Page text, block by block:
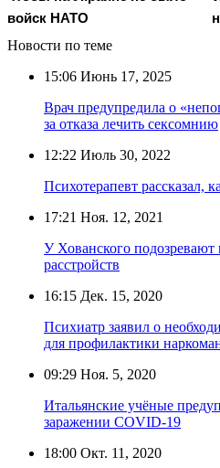
войск НАТО
Новости по теме
15:06 Июнь 17, 2025
Врач предупредила о
за отказа лечить сексомнию
12:22 Июль 30, 2022
Психотерапевт рассказал,
17:21 Ноя. 12, 2021
У Хованского подозревают
расстройств
16:15 Дек. 15, 2020
Психиатр заявил о
для профилактики
09:29 Ноя. 5, 2020
Итальянские учёные
заражении COVID-19
18:00 Окт. 11, 2020